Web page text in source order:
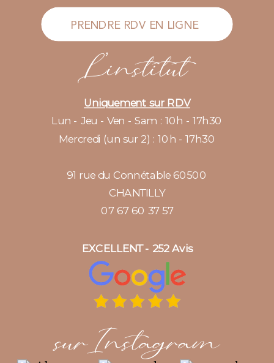
Uniquement sur RDV
Lun - Jeu - Ven - Sam : 10h - 17h30
Mercredi (un sur 2) : 10h - 17h30
91 rue du Connétable 60500
CHANTILLY
07 67 60 37 57
sur Instagram
L'institut
PRENDRE RDV EN LIGNE
EXCELLENT - 252 Avis